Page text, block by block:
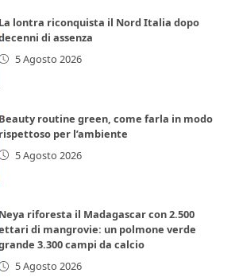
La lontra riconquista il Nord Italia dopo
di assenza
5 Agosto 2026
Beauty routine green, come farla in modo
rispettoso per l’ambiente
5 Agosto 2026
Neya riforesta il Madagascar con 2.500
di mangrovie: un polmone verde
3.300 campi da calcio
5 Agosto 2026